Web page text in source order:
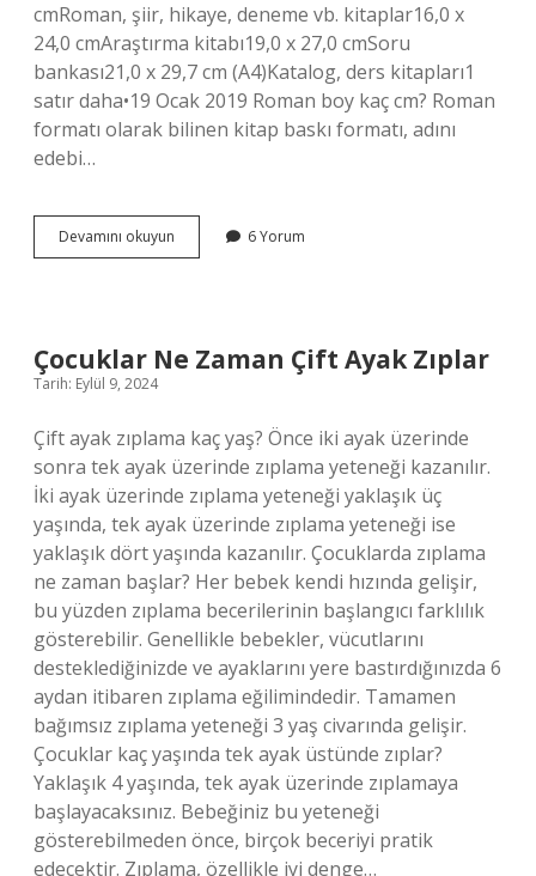
cmRoman, şiir, hikaye, deneme vb. kitaplar16,0 x
24,0 cmAraştırma kitabı19,0 x 27,0 cmSoru
bankası21,0 x 29,7 cm (A4)Katalog, ders kitapları1
satır daha•19 Ocak 2019 Roman boy kaç cm? Roman
formatı olarak bilinen kitap baskı formatı, adını
edebi…
Devamını okuyun
Boy
6 Yorum
Çocuklar Ne Zaman Çift Ayak Zıplar
Tarih: Eylül 9, 2024
Çift ayak zıplama kaç yaş? Önce iki ayak üzerinde
sonra tek ayak üzerinde zıplama yeteneği kazanılır.
İki ayak üzerinde zıplama yeteneği yaklaşık üç
yaşında, tek ayak üzerinde zıplama yeteneği ise
yaklaşık dört yaşında kazanılır. Çocuklarda zıplama
ne zaman başlar? Her bebek kendi hızında gelişir,
bu yüzden zıplama becerilerinin başlangıcı farklılık
gösterebilir. Genellikle bebekler, vücutlarını
desteklediğinizde ve ayaklarını yere bastırdığınızda 6
aydan itibaren zıplama eğilimindedir. Tamamen
bağımsız zıplama yeteneği 3 yaş civarında gelişir.
Çocuklar kaç yaşında tek ayak üstünde zıplar?
Yaklaşık 4 yaşında, tek ayak üzerinde zıplamaya
başlayacaksınız. Bebeğiniz bu yeteneği
gösterebilmeden önce, birçok beceriyi pratik
edecektir. Zıplama, özellikle iyi denge…